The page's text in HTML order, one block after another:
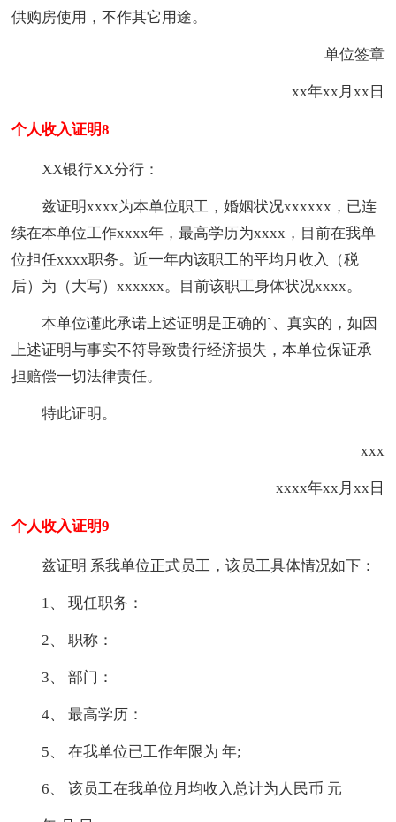
供购房使用，不作其它用途。
单位签章
xx年xx月xx日
个人收入证明8
XX银行XX分行：
兹证明xxxx为本单位职工，婚姻状况xxxxxx，已连
续在本单位工作xxxx年，最高学历为xxxx，目前在我单
位担任xxxx职务。近一年内该职工的平均月收入（税
后）为（大写）xxxxxx。目前该职工身体状况xxxx。
本单位谨此承诺上述证明是正确的`、真实的，如因
上述证明与事实不符导致贵行经济损失，本单位保证承
担赔偿一切法律责任。
特此证明。
xxx
xxxx年xx月xx日
个人收入证明9
兹证明 系我单位正式员工，该员工具体情况如下：
1、 现任职务：
2、 职称：
3、 部门：
4、 最高学历：
5、 在我单位已工作年限为 年;
6、 该员工在我单位月均收入总计为人民币 元